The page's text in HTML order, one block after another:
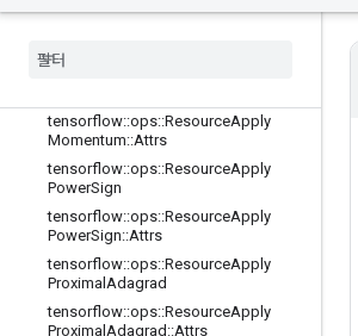
tensorflow
tensorflow::ops::ResourceApply
Momentum::Attrs
tensorflow::ops::ResourceApply
PowerSign
tensorflow::ops::ResourceApply
PowerSign::Attrs
tensorflow::ops::ResourceApply
Proximal Adagrad
tensorflow::ops::ResourceApply
Proximal Adagrad ::Attrs